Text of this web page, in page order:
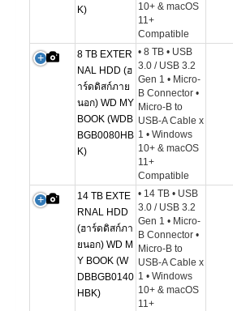
K)
10+ & macOS
11+
Compatible
8 TB EXTER
NAL HDD (ฮ
าร์ดดิสก์ภาย
นอก) WD MY
BOOK (WDB
BGB0080HB
K)
• 8 TB • USB
3.0 / USB 3.2
Gen 1 • Micro-
B Connector •
Micro-B to
USB-A Cable x
1 • Windows
10+ & macOS
11+
Compatible
14 TB EXTE
RNAL HDD
(ฮาร์ดดิสก์ภา
ยนอก) WD M
Y BOOK (W
DBBGB0140
HBK)
• 14 TB • USB
3.0 / USB 3.2
Gen 1 • Micro-
B Connector •
Micro-B to
USB-A Cable x
1 • Windows
10+ & macOS
11+